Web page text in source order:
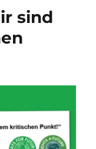
sind